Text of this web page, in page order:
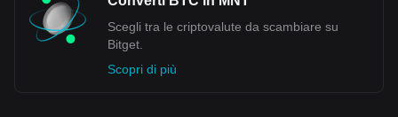
Scegli tra le criptovalute da scambiare su
Bitget.
Scopri di più